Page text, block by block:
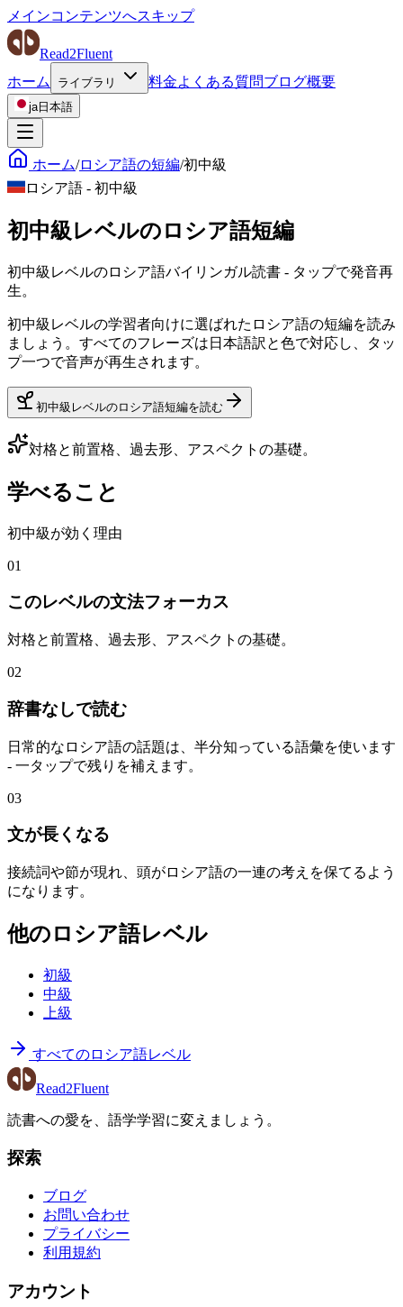
メインコンテンツへスキップ
Read2Fluent
ホーム
ライブラリ 料金よくある質問ブログ概要
ja日本語
ホーム/ロシア語の短編/初中級
ロシア語 - 初中級
初中級レベルのロシア語短編
初中級レベルのロシア語バイリンガル読書 - タップで発音再
生。
初中級レベルの学習者向けに選ばれたロシア語の短編を読み
ましょう。すべてのフレーズは日本語訳と色で対応し、タッ
プ一つで音声が再生されます。
初中級レベルのロシア語短編を読む
対格と前置格、過去形、アスペクトの基礎。
学べること
初中級が効く理由
01
このレベルの文法フォーカス
対格と前置格、過去形、アスペクトの基礎。
02
辞書なしで読む
日常的なロシア語の話題は、半分知っている語彙を使います
- 一タップで残りを補えます。
03
文が長くなる
接続詞や節が現れ、頭がロシア語の一連の考えを保てるよう
になります。
他のロシア語レベル
初級
中級
上級
すべてのロシア語レベル
Read2Fluent
読書への愛を、語学学習に変えましょう。
探索
ブログ
お問い合わせ
プライバシー
利用規約
アカウント